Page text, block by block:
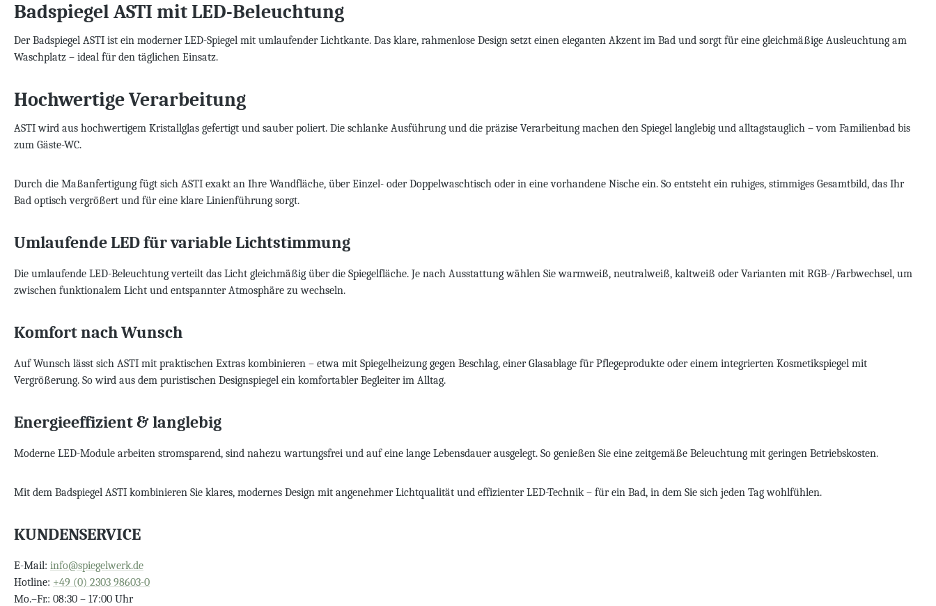
Badspiegel ASTI mit LED-Beleuchtung
Der Badspiegel ASTI ist ein moderner LED-Spiegel mit umlaufender Lichtkante. Das klare, rahmenlose Design setzt einen eleganten Akzent im Bad und sorgt für eine gleichmäßige Ausleuchtung am
Waschplatz – ideal für den täglichen Einsatz.
Hochwertige Verarbeitung
ASTI wird aus hochwertigem Kristallglas gefertigt und sauber poliert. Die schlanke Ausführung und die präzise Verarbeitung machen den Spiegel langlebig und alltagstauglich – vom Familienbad bis
zum Gäste-WC.
Durch die Maßanfertigung fügt sich ASTI exakt an Ihre Wandfläche, über Einzel- oder Doppelwaschtisch oder in eine vorhandene Nische ein. So entsteht ein ruhiges, stimmiges Gesamtbild, das Ihr
Bad optisch vergrößert und für eine klare Linienführung sorgt.
Umlaufende LED für variable Lichtstimmung
Die umlaufende LED-Beleuchtung verteilt das Licht gleichmäßig über die Spiegelfläche. Je nach Ausstattung wählen Sie warmweiß, neutralweiß, kaltweiß oder Varianten mit RGB-/Farbwechsel, um
zwischen funktionalem Licht und entspannter Atmosphäre zu wechseln.
Komfort nach Wunsch
Auf Wunsch lässt sich ASTI mit praktischen Extras kombinieren – etwa mit Spiegelheizung gegen Beschlag, einer Glasablage für Pflegeprodukte oder einem integrierten Kosmetikspiegel mit
Vergrößerung. So wird aus dem puristischen Designspiegel ein komfortabler Begleiter im Alltag.
Energieeffizient & langlebig
Moderne LED-Module arbeiten stromsparend, sind nahezu wartungsfrei und auf eine lange Lebensdauer ausgelegt. So genießen Sie eine zeitgemäße Beleuchtung mit geringen Betriebskosten.
Mit dem Badspiegel ASTI kombinieren Sie klares, modernes Design mit angenehmer Lichtqualität und effizienter LED-Technik – für ein Bad, in dem Sie sich jeden Tag wohlfühlen.
KUNDENSERVICE
E-Mail: info@spiegelwerk.de
Hotline: +49 (0) 2303 98603-0
Mo.–Fr.: 08:30 – 17:00 Uhr